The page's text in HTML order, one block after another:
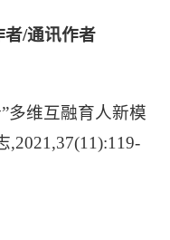
者/通讯作者
多维互融育人新模
,2021,37(11):119-